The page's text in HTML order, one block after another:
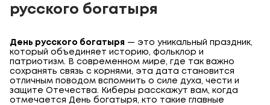
русского богатыря
День русского богатыря — это уникальный праздник,
который объединяет историю, фольклор и
патриотизм. В современном мире, где так важно
сохранять связь с корнями, эта дата становится
отличным поводом вспомнить о силе духа, чести и
защите Отечества. Киберы расскажут вам, когда
отмечается День богатыря, кто такие главные